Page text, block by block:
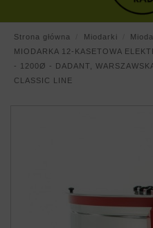
Strona główna Miodarki
MIODARKA 12-KASETOWA
- 1200Ø - DADANT,
CLASSIC LINE